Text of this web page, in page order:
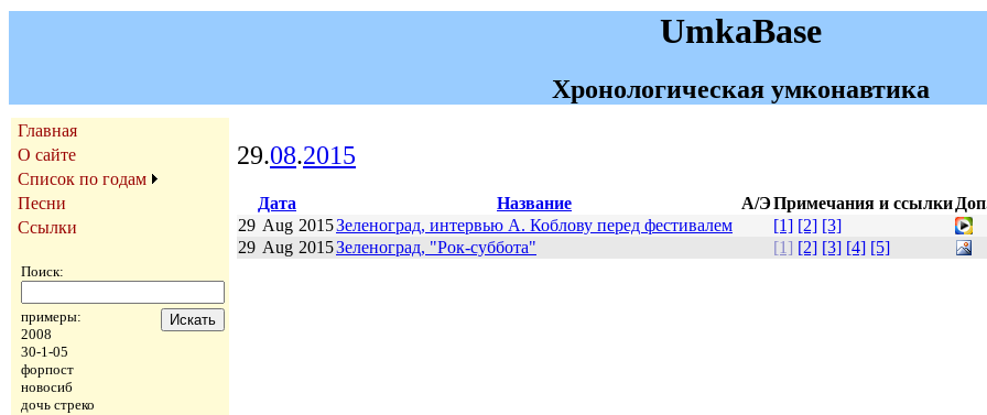
UmkaBase
Хронологическая умконавтика
Главная
О сайте
Список по годам
Песни
Ссылки
Поиск:
примеры:
2008
30-1-05
форпост
новосиб
дочь стреко
29.08.2015
Дата Название А/ЭПримечания и ссылки
29 Aug 2015Зеленоград, интервью А. Коблову перед фестивалем [1] [2] [3]
29 Aug 2015Зеленоград, "Рок-суббота" [1] [2] [3] [4] [5]